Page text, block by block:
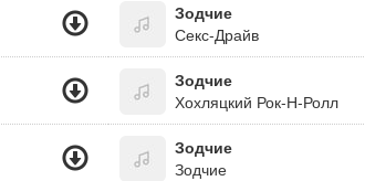
Зодчие
Секс-Драйв
Зодчие
Хохляцкий Рок-Н-Ролл
Зодчие
Зодчие